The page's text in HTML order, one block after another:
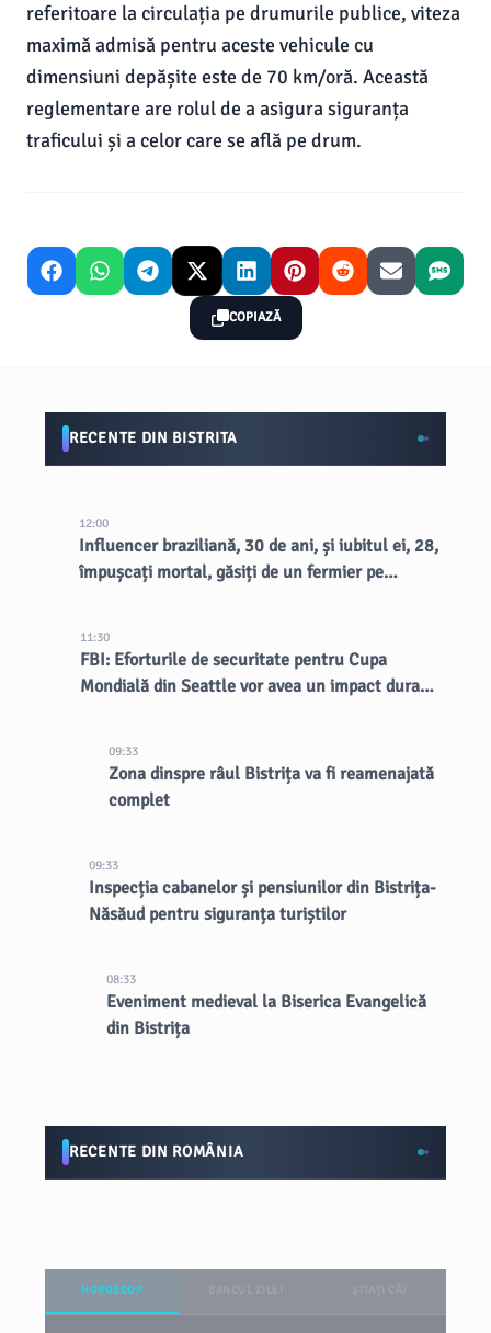
referitoare la circulația pe drumurile publice, viteza
maximă admisă pentru aceste vehicule cu
dimensiuni depășite este de 70 km/oră. Această
reglementare are rolul de a asigura siguranța
traficului și a celor care se află pe drum.
COPIAZĂ
RECENTE DIN BISTRITA
12:00
Influencer braziliană, 30 de ani, și iubitul ei, 28,
împușcați mortal, găsiți de un fermier pe
11:30
FBI: Eforturile de securitate pentru Cupa
Mondială din Seattle vor avea un impact durabil
09:33
Zona dinspre râul Bistrița va fi reamenajată
complet
09:33
Inspecția cabanelor și pensiunilor din Bistrița-
Năsăud pentru siguranța turiștilor
08:33
Eveniment medieval la Biserica Evangelică
din Bistrița
RECENTE DIN ROMÂNIA
HOROSCOP